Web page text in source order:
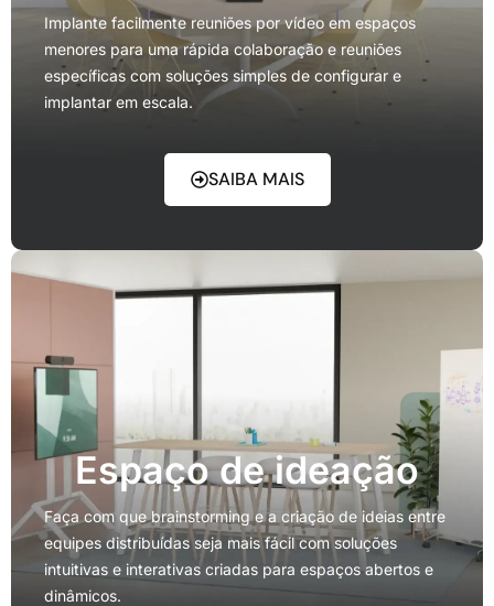
Implante facilmente reuniões por vídeo em espaços
menores para uma rápida colaboração e reuniões
específicas com soluções simples de configurar e
implantar em escala.
SAIBA MAIS
Espaço de ideação
Faça com que brainstorming e a criação de ideias entre
equipes distribuídas seja mais fácil com soluções
intuitivas e interativas criadas para espaços abertos e
dinâmicos.